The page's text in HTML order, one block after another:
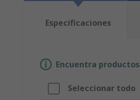
Especificaciones
Encuentra
Seleccionar todo